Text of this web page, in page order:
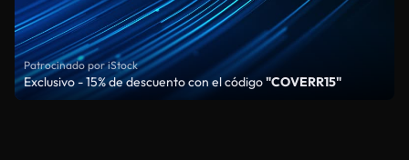
Patrocinado por iStock
Exclusivo - 15% de descuento con el código"COVERR15"